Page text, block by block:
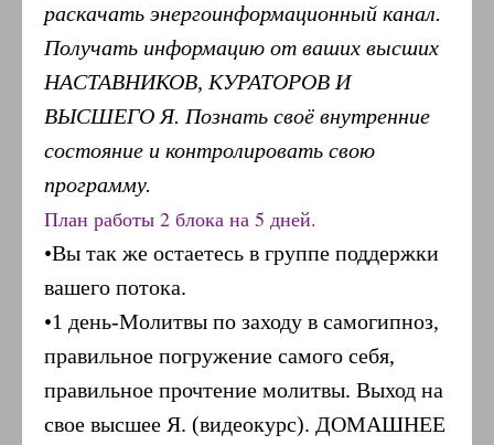
раскачать энергоинформационный канал.
Получать информацию от ваших высших
НАСТАВНИКОВ, КУРАТОРОВ И
ВЫСШЕГО Я. Познать своё внутренние
состояние и контролировать свою
программу.
План работы 2 блока на 5 дней.
•Вы так же остаетесь в группе поддержки
вашего потока.
•1 день-Молитвы по заходу в самогипноз,
правильное погружение самого себя,
правильное прочтение молитвы. Выход на
свое высшее Я. (видеокурс). ДОМАШНЕЕ